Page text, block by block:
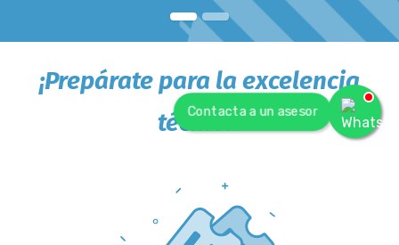
¡Prepárate para la excelencia
técnica!
Contacta a un asesor